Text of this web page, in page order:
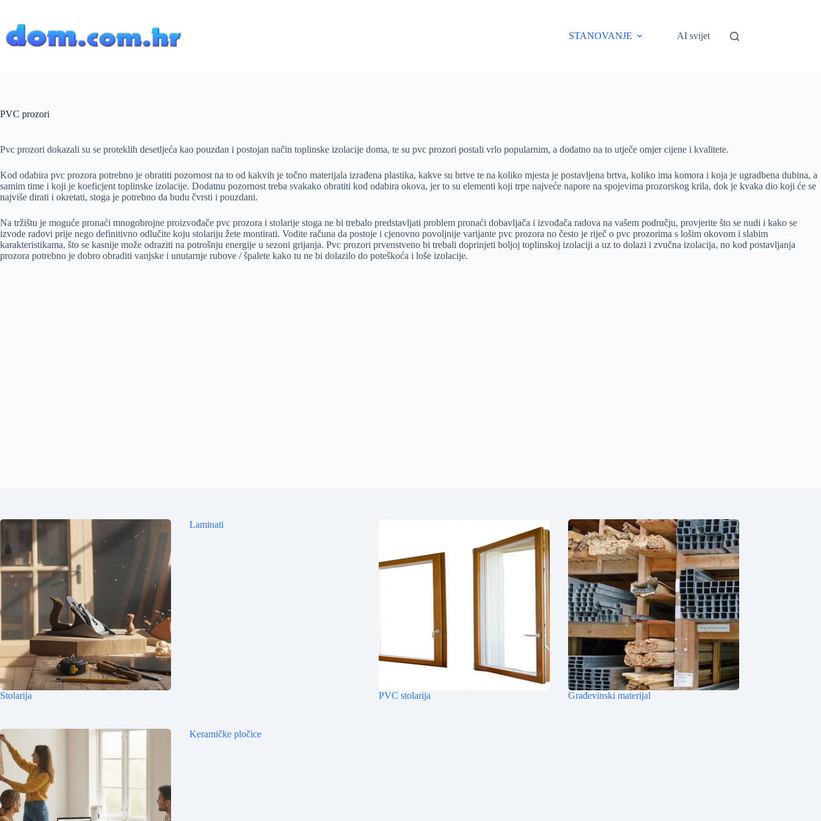
sadržaj
STANOVANJE
AI svijet
PVC prozori
Pvc prozori dokazali su se proteklih desetljeća kao pouzdan i postojan način toplinske izolacije doma, te su pvc prozori postali vrlo popularnim, a dodatno na to utječe omjer cijene i kvalitete.
Kod odabira pvc prozora potrebno je obratiti pozornost na to od kakvih je točno materijala izrađena plastika, kakve su brtve te na koliko mjesta je postavljena brtva, koliko ima komora i koja je ugradbena dubina, a
samim time i koji je koeficjent toplinske izolacije. Dodatnu pozornost treba svakako obratiti kod odabira okova, jer to su elementi koji trpe najveće napore na spojevima prozorskog krila, dok je kvaka dio koji će se
najviše dirati i okretati, stoga je potrebno da budu čvrsti i pouzdani.
Na tržištu je moguće pronaći mnogobrojne proizvođače pvc prozora i stolarije stoga ne bi trebalo predstavljati problem pronaći dobavljača i izvođača radova na vašem području, provjerite što se nudi i kako se
izvode radovi prije nego definitivno odlučite koju stolariju žete montirati. Vodite računa da postoje i cjenovno povoljnije varijante pvc prozora no često je riječ o pvc prozorima s lošim okovom i slabim
karakteristikama, što se kasnije može odraziti na potrošnju energije u sezoni grijanja. Pvc prozori prvenstveno bi trebali doprinjeti boljoj toplinskoj izolaciji a uz to dolazi i zvučna izolacija, no kod postavljanja
prozora potrebno je dobro obraditi vanjske i unutarnje rubove / špalete kako tu ne bi dolazilo do poteškoća i loše izolacije.
Stolarija
Laminati
PVC stolarija Građevinski materijal
Keramičke pločice